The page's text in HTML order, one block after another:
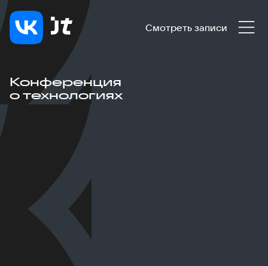
Смотреть записи
Конференция
о технологиях